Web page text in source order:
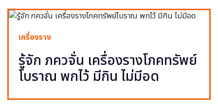
เครื่องราง
รู้จัก ภควจั่น เครื่องรางโภคทรัพย์
โบราณ พกไว้ มีกิน ไม่มีอด